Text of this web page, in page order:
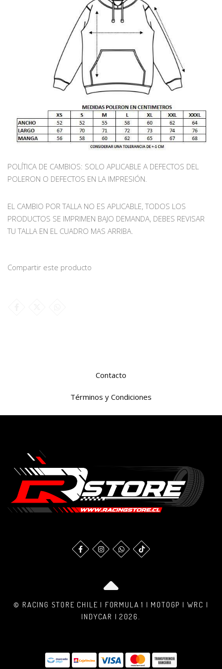
POLÍTICA DE CAMBIOS: SOLO APLICABLE A DEFECTOS DEL
POLERON O DEFECTOS EN LA IMPRESIÓN.
EL CAMBIO POR TALLA NO ES APLICABLE, TODOS LOS
PRODUCTOS SE IMPRIMEN BAJO DEMANDA, DEBES REVISAR
TU TALLA EN EL CUADRO MAS ARRIBA.
Compartir este producto
Contacto
Términos y Condiciones
© RACING STORE CHILE | FORMULA 1 | MOTOGP | WRC |
INDYCAR | 2026.